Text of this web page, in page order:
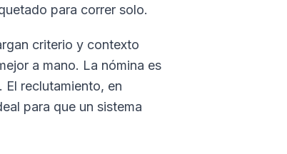
para correr solo.
criterio y contexto
a mano. La nómina es
reclutamiento, en
para que un sistema